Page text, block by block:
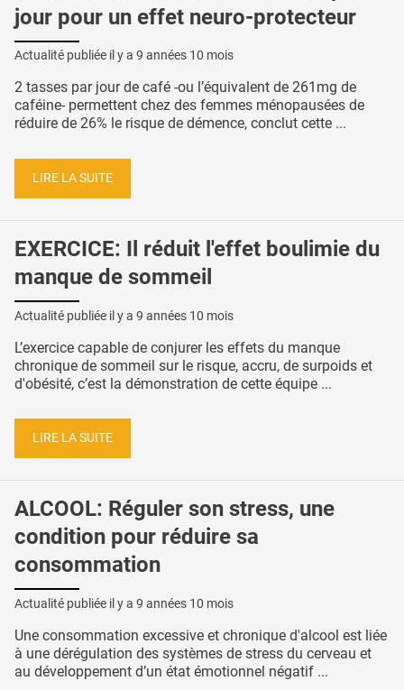
jour pour un effet neuro-protecteur
Actualité publiée il y a 9 années 10 mois
2 tasses par jour de café -ou l’équivalent de 261mg de
caféine- permettent chez des femmes ménopausées de
réduire de 26% le risque de démence, conclut cette ...
LIRE LA SUITE
EXERCICE: Il réduit l'effet boulimie du
manque de sommeil
Actualité publiée il y a 9 années 10 mois
L’exercice capable de conjurer les effets du manque
chronique de sommeil sur le risque, accru, de surpoids et
d'obésité, c’est la démonstration de cette équipe ...
LIRE LA SUITE
ALCOOL: Réguler son stress, une
condition pour réduire sa
consommation
Actualité publiée il y a 9 années 10 mois
Une consommation excessive et chronique d'alcool est liée
à une dérégulation des systèmes de stress du cerveau et
au développement d’un état émotionnel négatif ...